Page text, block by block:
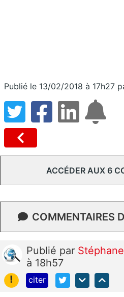
Publié le 13/02/2018 à 17h27
ACCÉDER AUX 6
COMMENTAIRES
Publié par
à 18h57
!
citer